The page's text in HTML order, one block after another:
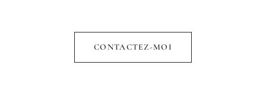
CONTACTEZ-MOI